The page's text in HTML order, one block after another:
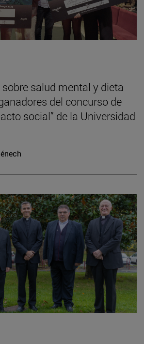
salud mental y dieta
del concurso de
social” de la Universidad